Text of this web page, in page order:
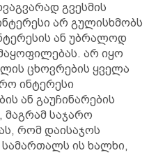
გვესმის
არ გულისხმობს
ან უბრალოდ
არ იყო
ცხოვრების ყველა
ინტერესი
ან გაუჩინარების
მაგრამ საჯარო
რომ დაისაჯოს
ის ხალხი,